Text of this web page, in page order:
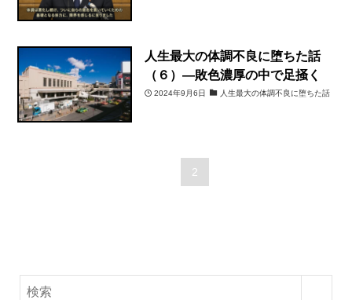
人生最大の体調不良に堕ちた話
（６）―敗色濃厚の中で足掻く
2024年9月6日 人生最大の体調不良に堕ちた話
2